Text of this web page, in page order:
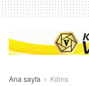
Ana sayfa Kıbrıs